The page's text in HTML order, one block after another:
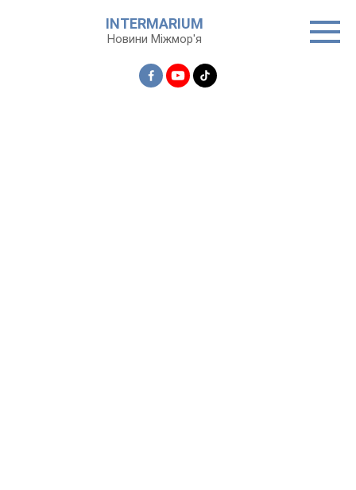
INTERMARIUM
Новини Міжмор'я